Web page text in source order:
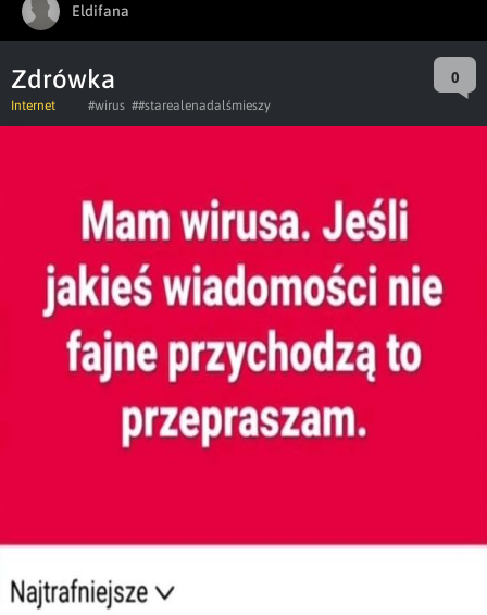
Eldifana
Zdrówka 0
Internet #wirus ##starealenadalśmieszy